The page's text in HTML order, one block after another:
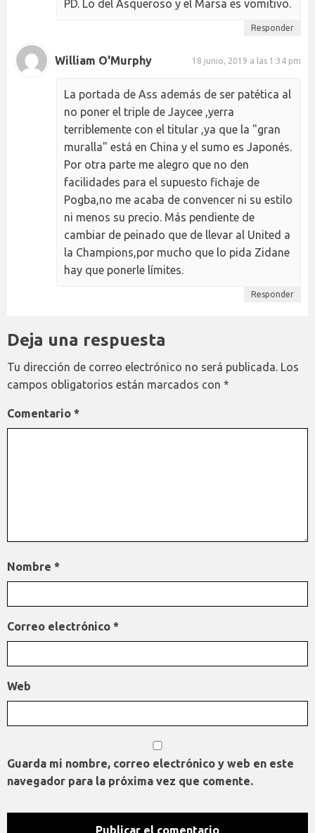
PD. Lo del Asqueroso y el Marsa es vomitivo.
Responder
William O'Murphy 18 junio, 2019 a las 1:34 pm
La portada de Ass además de ser patética al
no poner el triple de Jaycee ,yerra
terriblemente con el titular ,ya que la "gran
muralla" está en China y el sumo es Japonés.
Por otra parte me alegro que no den
facilidades para el supuesto fichaje de
Pogba,no me acaba de convencer ni su estilo
ni menos su precio. Más pendiente de
cambiar de peinado que de llevar al United a
la Champions,por mucho que lo pida Zidane
hay que ponerle límites.
Responder
Deja una respuesta
Tu dirección de correo electrónico no será publicada. Los
campos obligatorios están marcados con *
Comentario *
Nombre *
Correo electrónico *
Web
Guarda mi nombre, correo electrónico y web en este
navegador para la próxima vez que comente.